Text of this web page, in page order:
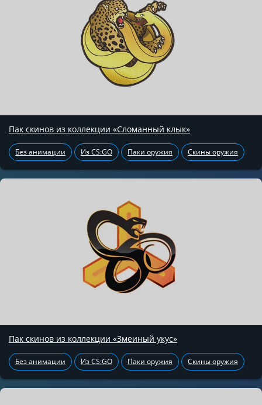
Пак скинов из коллекции «Сломанный клык»
Без анимации Из CS:GO Паки оружия Скины оружия
Пак скинов из коллекции «Змеиный укус»
Без анимации Из CS:GO Паки оружия Скины оружия